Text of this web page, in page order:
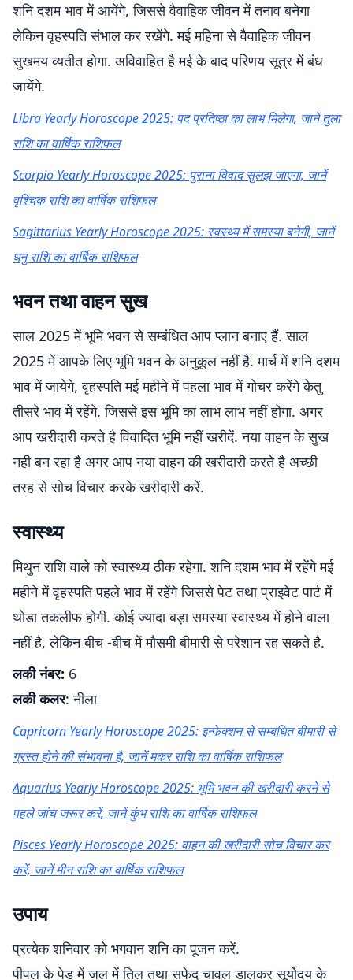
शनि दशम भाव में आयेंगे, जिससे वैवाहिक जीवन में तनाव बनेगा
लेकिन वृहस्पति संभाल कर रखेंगे. मई महिना से वैवाहिक जीवन
सुखमय व्यतीत होगा. अविवाहित है मई के बाद परिणय सूत्र में बंध
जायेंगे.
Libra Yearly Horoscope 2025: पद प्रतिष्ठा का लाभ मिलेगा, जानें तुला
राशि का वार्षिक राशिफल
Scorpio Yearly Horoscope 2025: पुराना विवाद सुलझ जाएगा, जानें
वृश्चिक राशि का वार्षिक राशिफल
Sagittarius Yearly Horoscope 2025: स्वस्थ्य में समस्या बनेगी, जानें
धनु राशि का वार्षिक राशिफल
भवन तथा वाहन सुख
साल 2025 में भूमि भवन से सम्बंधित आप प्लान बनाए हैं. साल
2025 में आपके लिए भूमि भवन के अनुकूल नहीं है. मार्च में शनि दशम
भाव में जायेगे, वृहस्पति मई महीने में पहला भाव में गोचर करेंगे केतु
तीसरे भाव में रहेंगे. जिससे इस भूमि का लाभ लाभ नहीं होगा. अगर
आप खरीदारी करते है विवादित भूमि नहीं खरीदें. नया वाहन के सुख
नही बन रहा है अगर आप नया वाहन की खरीदारी करते है अच्छी
तरह से सोच विचार करके खरीदारी करें.
स्वास्थ्य
मिथुन राशि वाले को स्वास्थ्य ठीक रहेगा. शनि दशम भाव में रहेंगे मई
महीने में वृहस्पति पहले भाव में रहेंगे जिससे पेट तथा प्राइवेट पार्ट में
थोडा तकलीफ होगी. कोई ज्यादा बड़ा समस्या स्वास्थ्य में होने वाला
नहीं है, लेकिन बीच -बीच में मौसमी बीमारी से परेशान रह सकते है.
लकी नंबर: 6
लकी कलर: नीला
Capricorn Yearly Horoscope 2025: इन्फेक्शन से सम्बंधित बीमारी से
ग्रस्त होने की संभावना है, जानें मकर राशि का वार्षिक राशिफल
Aquarius Yearly Horoscope 2025: भूमि भवन की खरीदारी करने से
पहले जांच जरूर करें, जानें कुंभ राशि का वार्षिक राशिफल
Pisces Yearly Horoscope 2025: वाहन की खरीदारी सोच विचार कर
करें, जानें मीन राशि का वार्षिक राशिफल
उपाय
प्रत्येक शनिवार को भगवान शनि का पूजन करें.
पीपल के पेड़ में जल में तिल तथा सफेद चावल डालकर सूर्योदय के